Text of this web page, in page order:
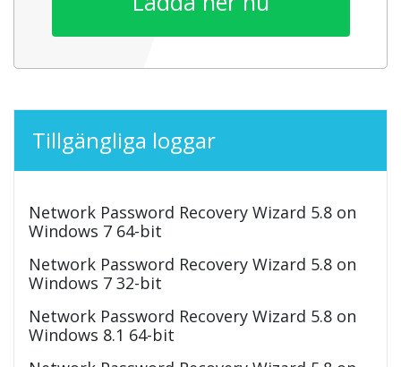
Tillgängliga loggar
Network Password Recovery Wizard 5.8 on
Windows 7 64-bit
Network Password Recovery Wizard 5.8 on
Windows 7 32-bit
Network Password Recovery Wizard 5.8 on
Windows 8.1 64-bit